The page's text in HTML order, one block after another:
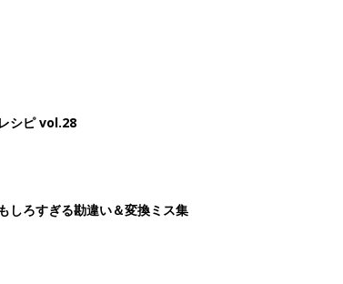
シピ vol.28
しろすぎる勘違い＆変換ミス集